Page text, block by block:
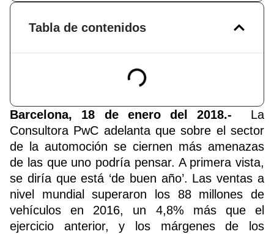
Tabla de contenidos
Barcelona, 18 de enero del 2018.- La
Consultora PwC adelanta que sobre el sector
de la automoción se ciernen más amenazas
de las que uno podría pensar. A primera vista,
se diría que está ‘de buen año’. Las ventas a
nivel mundial superaron los 88 millones de
vehículos en 2016, un 4,8% más que el
ejercicio anterior, y los márgenes de los